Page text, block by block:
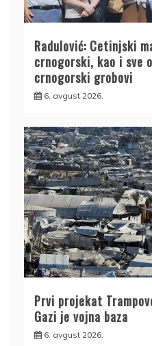
Radulović: Cetinjski
crnogorski, kao i sve
crnogorski grobovi
6. avgust 2026.
Prvi projekat
Gazi je vojna baza
6. avgust 2026.